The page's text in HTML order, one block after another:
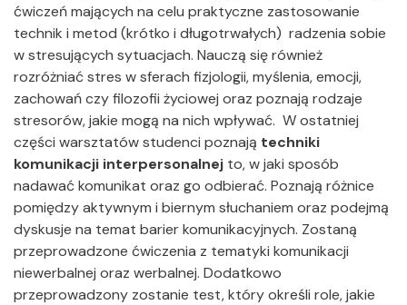
ćwiczeń mających na celu praktyczne zastosowanie
technik i metod (krótko i długotrwałych) radzenia sobie
w stresujących sytuacjach. Nauczą się również
rozróżniać stres w sferach fizjologii, myślenia, emocji,
zachowań czy filozofii życiowej oraz poznają rodzaje
stresorów, jakie mogą na nich wpływać. W ostatniej
części warsztatów studenci poznają techniki
komunikacji interpersonalnej to, w jaki sposób
nadawać komunikat oraz go odbierać. Poznają różnice
pomiędzy aktywnym i biernym słuchaniem oraz podejmą
dyskusje na temat barier komunikacyjnych. Zostaną
przeprowadzone ćwiczenia z tematyki komunikacji
niewerbalnej oraz werbalnej. Dodatkowo
przeprowadzony zostanie test, który określi role, jakie